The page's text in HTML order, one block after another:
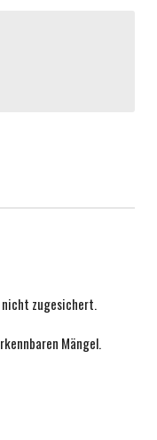
zugesichert.
Mängel.